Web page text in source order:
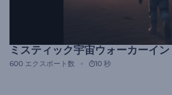
ミスティック宇宙ウォーカーイ
600 エクスポート数 10 秒